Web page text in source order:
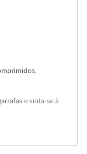
e sinta-se à